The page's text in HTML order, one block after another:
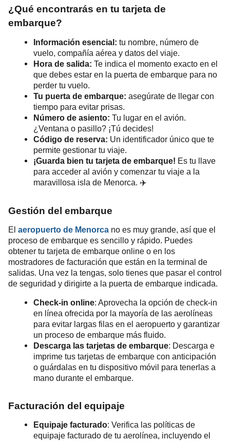
¿Qué encontrarás en tu tarjeta de
embarque?
Información esencial: tu nombre, número de
vuelo, compañía aérea y datos del viaje.
Hora de salida: Te indica el momento exacto en el
que debes estar en la puerta de embarque para no
perder tu vuelo.
Tu puerta de embarque: asegúrate de llegar con
tiempo para evitar prisas.
Número de asiento: Tu lugar en el avión.
¿Ventana o pasillo? ¡Tú decides!
Código de reserva: Un identificador único que te
permite gestionar tu viaje.
¡Guarda bien tu tarjeta de embarque! Es tu llave
para acceder al avión y comenzar tu viaje a la
maravillosa isla de Menorca. ✈️️
Gestión del embarque
El aeropuerto de Menorca no es muy grande, así que el
proceso de embarque es sencillo y rápido. Puedes
obtener tu tarjeta de embarque online o en los
mostradores de facturación que están en la terminal de
salidas. Una vez la tengas, solo tienes que pasar el control
de seguridad y dirigirte a la puerta de embarque indicada.
Check-in online: Aprovecha la opción de check-in
en línea ofrecida por la mayoría de las aerolíneas
para evitar largas filas en el aeropuerto y garantizar
un proceso de embarque más fluido.
Descarga las tarjetas de embarque: Descarga e
imprime tus tarjetas de embarque con anticipación
o guárdalas en tu dispositivo móvil para tenerlas a
mano durante el embarque.
Facturación del equipaje
Equipaje facturado: Verifica las políticas de
equipaje facturado de tu aerolínea, incluyendo el